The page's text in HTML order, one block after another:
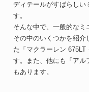
ディテールがすばらしい
す。
そんな中で、一般的なミ
その中のいくつかを紹
た「マクラーレン
す。また、他にも「アル
もあります。